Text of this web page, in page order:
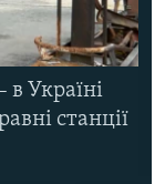
в Україні
станції